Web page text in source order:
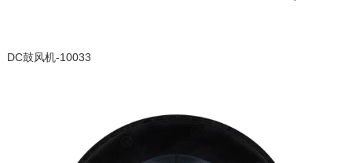
DC鼓风机-10033